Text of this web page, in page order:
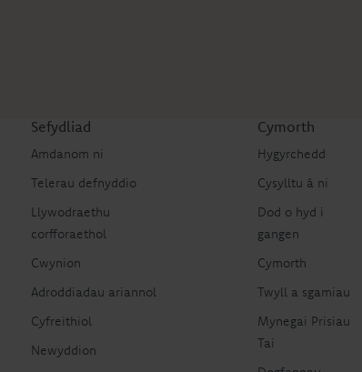
Sefydliad
Amdanom ni
Telerau defnyddio
Llywodraethu
corfforaethol
Cwynion
Adroddiadau ariannol
Cyfreithiol
Newyddion
Cymorth
Hygyrchedd
Cysylltu â ni
Dod o hyd i
gangen
Cymorth
Twyll a sgamiau
Mynegai Prisiau
Tai